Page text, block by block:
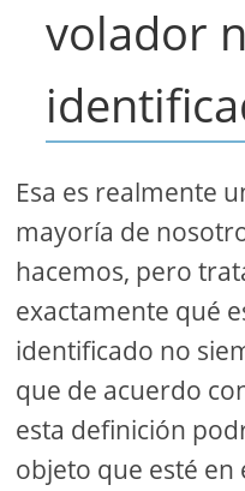
volador
Esa es realmente
mayoría de
hacemos, pero
exactamente qué
identificado no
que de acuerdo
esta definición
objeto que esté en